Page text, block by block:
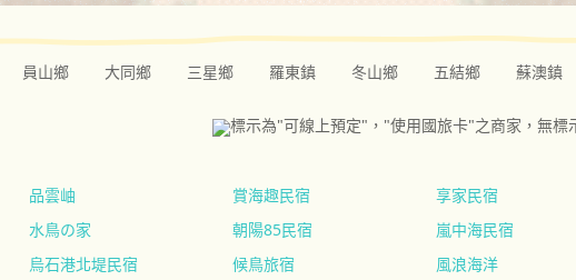
員山鄉 大同鄉 三星鄉 羅東鎮 冬山鄉 五結鄉 蘇澳鎮
標示為"可線上預定"，"使用國旅卡"之商家，無標
品雲岫 賞海趣民宿 享家民宿
水鳥の家 朝陽85民宿 嵐中海民宿
烏石港北堤民宿 候鳥旅宿 風浪海洋